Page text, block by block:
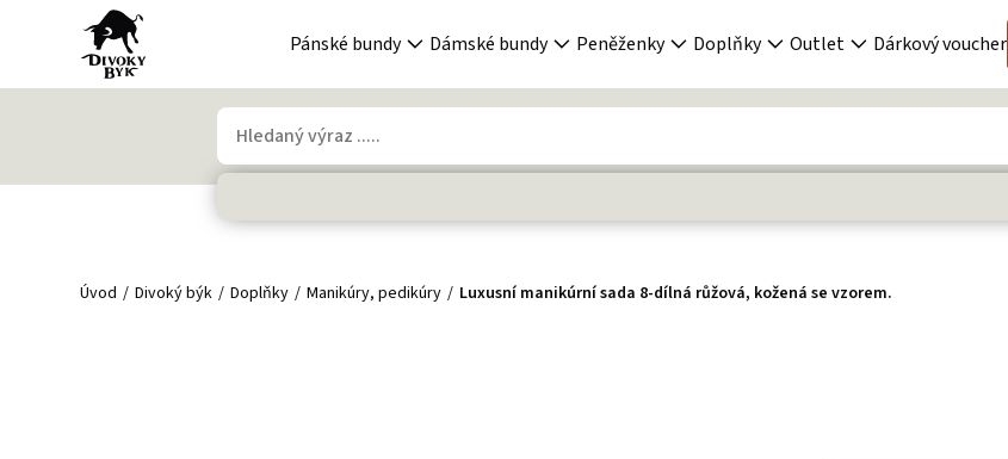
Pánské bundy Dámské bundy Peněženky Doplňky Outlet Dárkový voucher
Úvod Divoký býk Doplňky Manikúry, pedikúry Luxusní manikúrní sada 8-dílná růžová, kožená se vzorem.